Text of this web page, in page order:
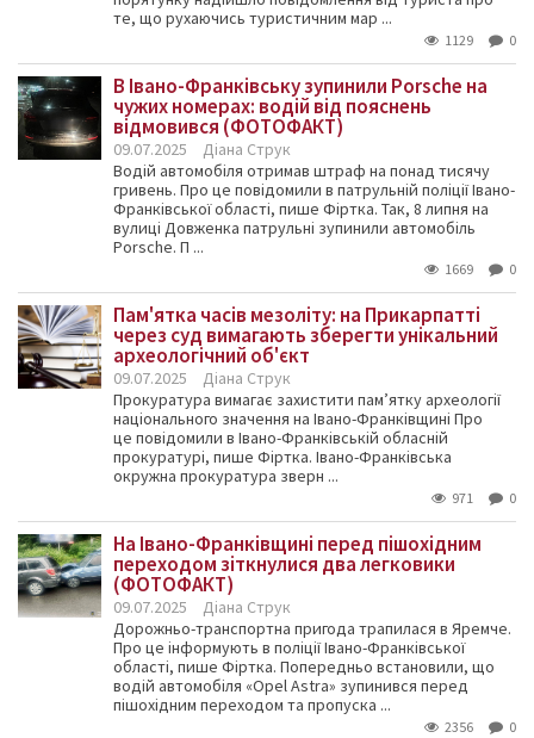
те, що рухаючись туристичним мар ...
1129 0
В Івано-Франківську зупинили Porsche на
чужих номерах: водій від пояснень
відмовився (ФОТОФАКТ)
09.07.2025
Діана Струк
Водій автомобіля отримав штраф на понад тисячу
гривень. Про це повідомили в патрульній поліції Івано-
Франківської області, пише Фіртка. Так, 8 липня на
вулиці Довженка патрульні зупинили автомобіль
Porsche. П ...
1669 0
Пам'ятка часів мезоліту: на Прикарпатті
через суд вимагають зберегти унікальний
археологічний об'єкт
09.07.2025
Діана Струк
Прокуратура вимагає захистити пам’ятку археології
національного значення на Івано-Франківщині Про
це повідомили в Івано-Франківській обласній
прокуратурі, пише Фіртка. Івано-Франківська
окружна прокуратура зверн ...
971 0
На Івано-Франківщині перед пішохідним
переходом зіткнулися два легковики
(ФОТОФАКТ)
09.07.2025
Діана Струк
Дорожньо-транспортна пригода трапилася в Яремче.
Про це інформують в поліції Івано-Франківської
області, пише Фіртка. Попередньо встановили, що
водій автомобіля «Opel Astra» зупинився перед
пішохідним переходом та пропуска ...
2356 0